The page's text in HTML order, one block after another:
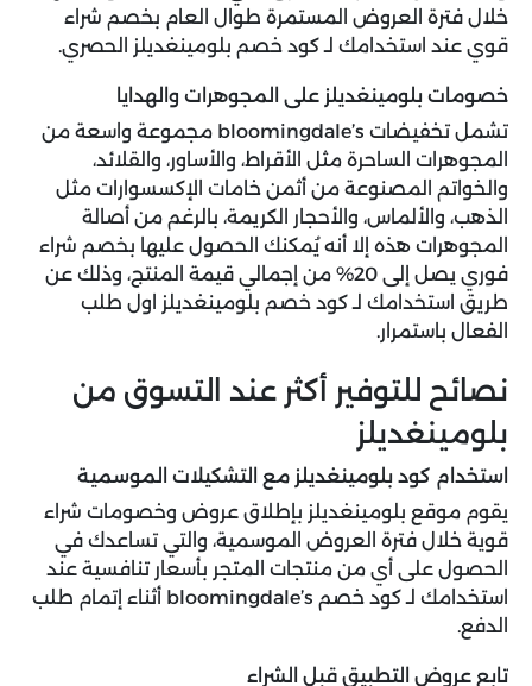
خلال فترة العروض المستمرة طوال العام بخصم شراء
قوي عند استخدامك لـ كود خصم بلومينغديلز الحصري.
خصومات بلومينغديلز على المجوهرات والهدايا
تشمل تخفيضات bloomingdale’s مجموعة واسعة من
المجوهرات الساحرة مثل الأقراط، والأساور، والقلائد،
والخواتم المصنوعة من أثمن خامات الإكسسوارات مثل
الذهب، والألماس، والأحجار الكريمة، بالرغم من أصالة
المجوهرات هذه إلا أنه يُمكنك الحصول عليها بخصم شراء
فوري يصل إلى 20% من إجمالي قيمة المنتج، وذلك عن
طريق استخدامك لـ كود خصم بلومينغديلز اول طلب
الفعال باستمرار.
نصائح للتوفير أكثر عند التسوق من
بلومينغديلز
استخدام كود بلومينغديلز مع التشكيلات الموسمية
يقوم موقع بلومينغديلز بإطلاق عروض وخصومات شراء
قوية خلال فترة العروض الموسمية، والتي تساعدك في
الحصول على أي من منتجات المتجر بأسعار تنافسية عند
استخدامك لـ كود خصم bloomingdale’s أثناء إتمام طلب
الدفع.
تابع عروض التطبيق قبل الشراء